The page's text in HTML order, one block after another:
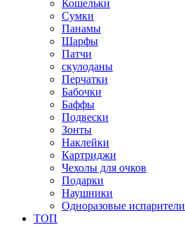
Кошельки
Сумки
Панамы
Шарфы
Патчи
скулоданы
Перчатки
Бабочки
Баффы
Подвески
Зонты
Наклейки
Картриджи
Чехолы для очков
Подарки
Наушники
Одноразовые испарители
ТОП